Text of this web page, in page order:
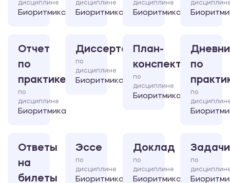
дисциплине
Биоритмика
дисциплине
Биоритмика
дисциплине
Биоритмика
Отчет
по
практике
по
дисциплине
Биоритмика
Диссертация
по
дисциплине
Биоритмика
План-
конспект
по
дисциплине
Биоритмика
по
по
Ответы
на
билеты
Эссе
по
дисциплине
Биоритмика
Доклад
по
дисциплине
Биоритмика
Задачи
по